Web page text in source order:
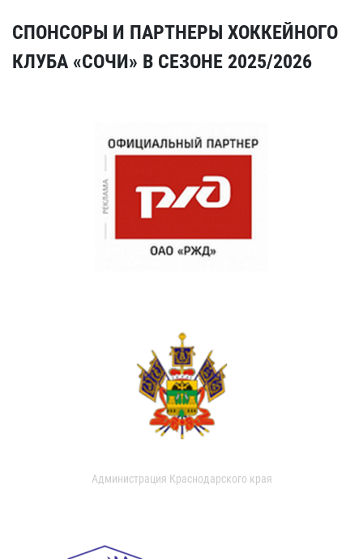
СПОНСОРЫ И ПАРТНЕРЫ ХОККЕЙНОГО
КЛУБА «СОЧИ» В СЕЗОНЕ 2025/2026
Администрация Краснодарского края